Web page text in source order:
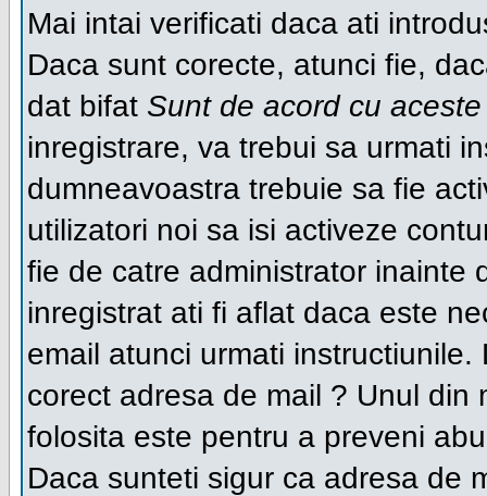
Mai intai verificati daca ati
Daca sunt corecte, atunci fie,
dat bifat Sunt de acord cu
inregistrare, va trebui sa urmati
dumneavoastra trebuie sa fie
utilizatori noi sa isi activeze
fie de catre administrator inainte
inregistrat ati fi aflat daca este
email atunci urmati
corect adresa de mail ? Unul
folosita este pentru a preveni
Daca sunteti sigur ca adresa de